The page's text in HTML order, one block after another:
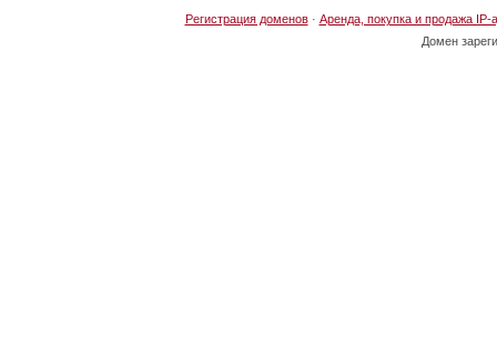
Регистрация доменов· Аренда, покупка и продажа IP-
Домен